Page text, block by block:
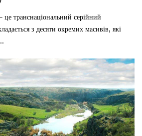
транснаціональний серійний
з десяти окремих масивів, які